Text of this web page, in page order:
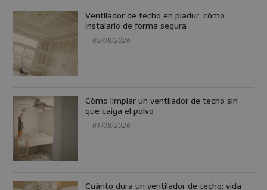
Ventilador de techo en pladur: cómo
instalarlo de forma segura
02/08/2026
Cómo limpiar un ventilador de techo sin
que caiga el polvo
01/08/2026
Cuánto dura un ventilador de techo: vida